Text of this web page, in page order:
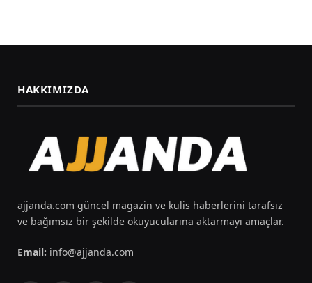
HAKKIMIZDA
ajjanda.com güncel magazin ve kulis haberlerini tarafsız
ve bağımsız bir şekilde okuyucularına aktarmayı amaçlar.
Email: info@ajjanda.com